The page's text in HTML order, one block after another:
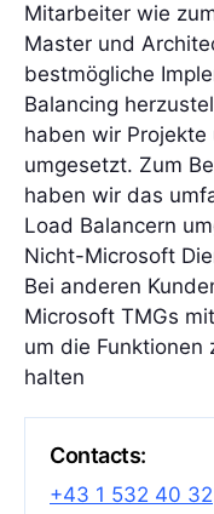
Mitarbeiter wie
Master und
bestmögliche
Balancing
haben wir
umgesetzt. Zum
haben wir das
Load Balancern
Nicht-Microsoft
Bei anderen
Microsoft TMGs
um die Funktionen
halten
Contacts:
+43 1 532 40 32